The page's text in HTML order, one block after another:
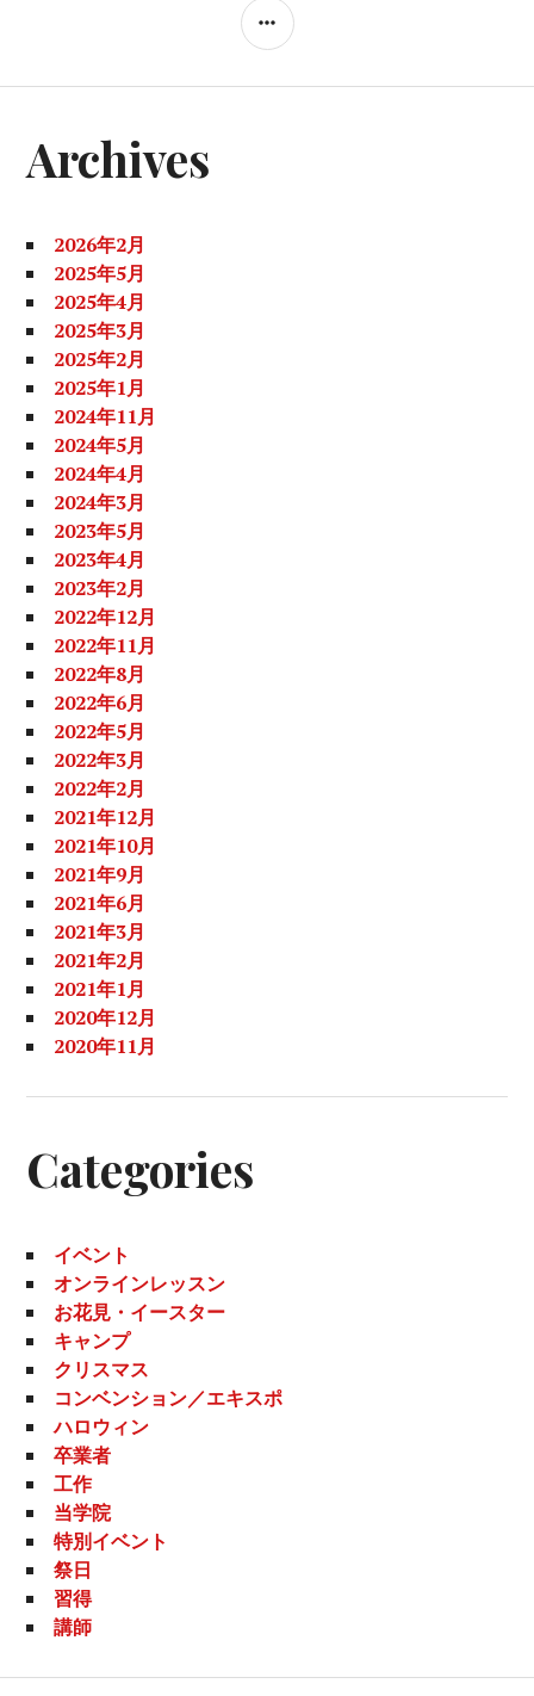
サ
ド
Archives
2026年2月
2025年5月
2025年4月
2025年3月
2025年2月
2025年1月
2024年11月
2024年5月
2024年4月
2024年3月
2023年5月
2023年4月
2023年2月
2022年12月
2022年11月
2022年8月
2022年6月
2022年5月
2022年3月
2022年2月
2021年12月
2021年10月
2021年9月
2021年6月
2021年3月
2021年2月
2021年1月
2020年12月
2020年11月
Categories
イベント
オンラインレッスン
お花見・イースター
キャンプ
クリスマス
コンベンション／エキスポ
ハロウィン
卒業者
工作
当学院
特別イベント
祭日
習得
講師